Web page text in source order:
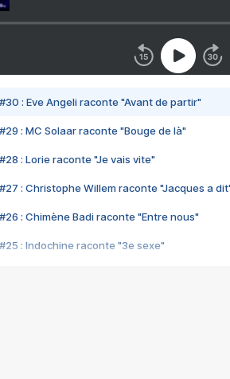
#30 : Eve Angeli raconte "Avant de partir"
#29 : MC Solaar raconte "Bouge de là"
#28 : Lorie raconte "Je vais vite"
#27 : Christophe Willem raconte "Jacques a
#26 : Chimène Badi raconte "Entre nous"
#25 : Indochine raconte "3e sexe"